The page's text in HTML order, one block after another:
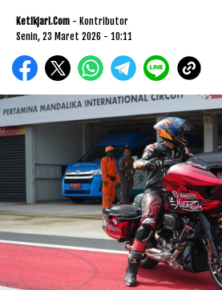
Ketikjari.com - Kontributor
Senin, 23 Maret 2026 - 10:11